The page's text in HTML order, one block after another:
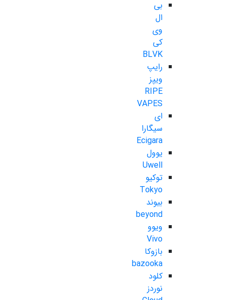
بی
ال
وی
کی
BLVK
رایپ
ویپز
RIPE
VAPES
ای
سیگارا
Ecigara
یوول
Uwell
توکیو
Tokyo
بیوند
beyond
ویوو
Vivo
بازوکا
bazooka
کلود
نوردز